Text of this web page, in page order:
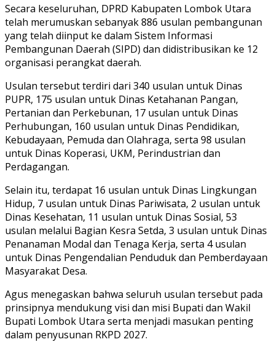
Secara keseluruhan, DPRD Kabupaten Lombok Utara
telah merumuskan sebanyak 886 usulan pembangunan
yang telah diinput ke dalam Sistem Informasi
Pembangunan Daerah (SIPD) dan didistribusikan ke 12
organisasi perangkat daerah.
Usulan tersebut terdiri dari 340 usulan untuk Dinas
PUPR, 175 usulan untuk Dinas Ketahanan Pangan,
Pertanian dan Perkebunan, 17 usulan untuk Dinas
Perhubungan, 160 usulan untuk Dinas Pendidikan,
Kebudayaan, Pemuda dan Olahraga, serta 98 usulan
untuk Dinas Koperasi, UKM, Perindustrian dan
Perdagangan.
Selain itu, terdapat 16 usulan untuk Dinas Lingkungan
Hidup, 7 usulan untuk Dinas Pariwisata, 2 usulan untuk
Dinas Kesehatan, 11 usulan untuk Dinas Sosial, 53
usulan melalui Bagian Kesra Setda, 3 usulan untuk Dinas
Penanaman Modal dan Tenaga Kerja, serta 4 usulan
untuk Dinas Pengendalian Penduduk dan Pemberdayaan
Masyarakat Desa.
Agus menegaskan bahwa seluruh usulan tersebut pada
prinsipnya mendukung visi dan misi Bupati dan Wakil
Bupati Lombok Utara serta menjadi masukan penting
dalam penyusunan RKPD 2027.